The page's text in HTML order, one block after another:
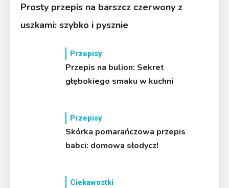
Prosty przepis na barszcz czerwony z
uszkami: szybko i pysznie
Przepisy
Przepis na bulion: Sekret
głębokiego smaku w kuchni
Przepisy
Skórka pomarańczowa przepis
babci: domowa słodycz!
Ciekawostki